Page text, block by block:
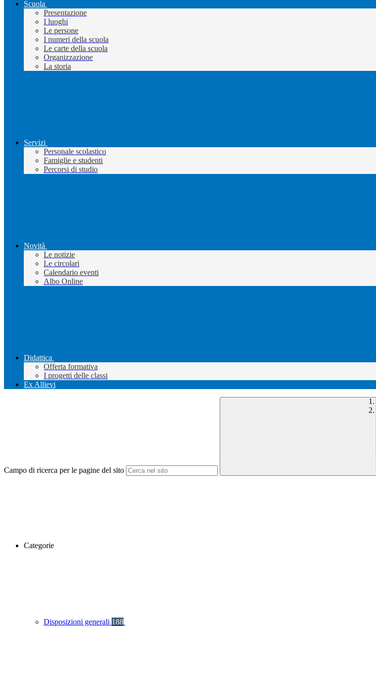
Scuola
Presentazione
I luoghi
Le persone
I numeri della scuola
Le carte della scuola
Organizzazione
La storia
Servizi
Personale scolastico
Famiglie e studenti
Percorsi di studio
Novità
Le notizie
Le circolari
Calendario eventi
Albo Online
Didattica
Offerta formativa
I progetti delle classi
Ex Allievi
Campo di ricerca per le pagine del sito
Categorie
Disposizioni generali 188